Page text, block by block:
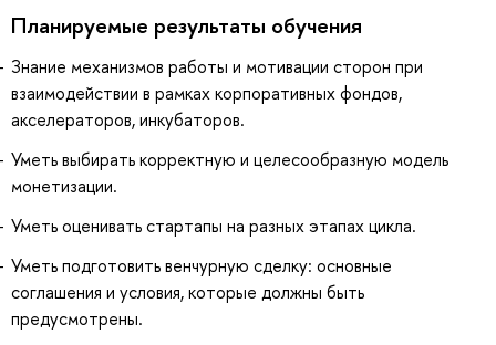
Планируемые результаты обучения
Знание механизмов работы и мотивации сторон при
взаимодействии в рамках корпоративных фондов,
акселераторов, инкубаторов.
Уметь выбирать корректную и целесообразную модель
монетизации.
Уметь оценивать стартапы на разных этапах цикла.
Уметь подготовить венчурную сделку: основные
соглашения и условия, которые должны быть
предусмотрены.